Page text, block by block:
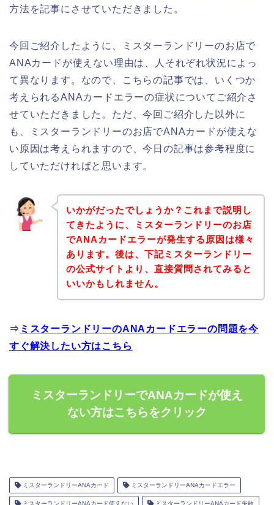
方法を記事にさせていただきました。
今回ご紹介したように、ミスターランドリーのお店で
ANAカードが使えない理由は、人それぞれ状況によっ
て異なります。なので、こちらの記事では、いくつか
考えられるANAカードエラーの症状についてご紹介さ
せていただきました。ただ、今回ご紹介した以外に
も、ミスターランドリーのお店でANAカードが使えな
い原因は考えられますので、今日の記事は参考程度に
していただければと思います。
いかがだったでしょうか？これまで説明し
てきたように、ミスターランドリーのお店
でANAカードエラーが発生する原因は様々
あります。後は、下記ミスターランドリー
の公式サイトより、直接質問されてみると
いいかもしれません。
⇒ ミスターランドリーのANAカードエラーの問題を今
すぐ解決したい方はこちら
ミスターランドリーでANAカードが使え
ない方はこちらをクリック
ミスターランドリーANAカード ミスターランドリーANAカードエラー
ミスターランドリーANAカード使えない ミスターランドリーANAカード失敗